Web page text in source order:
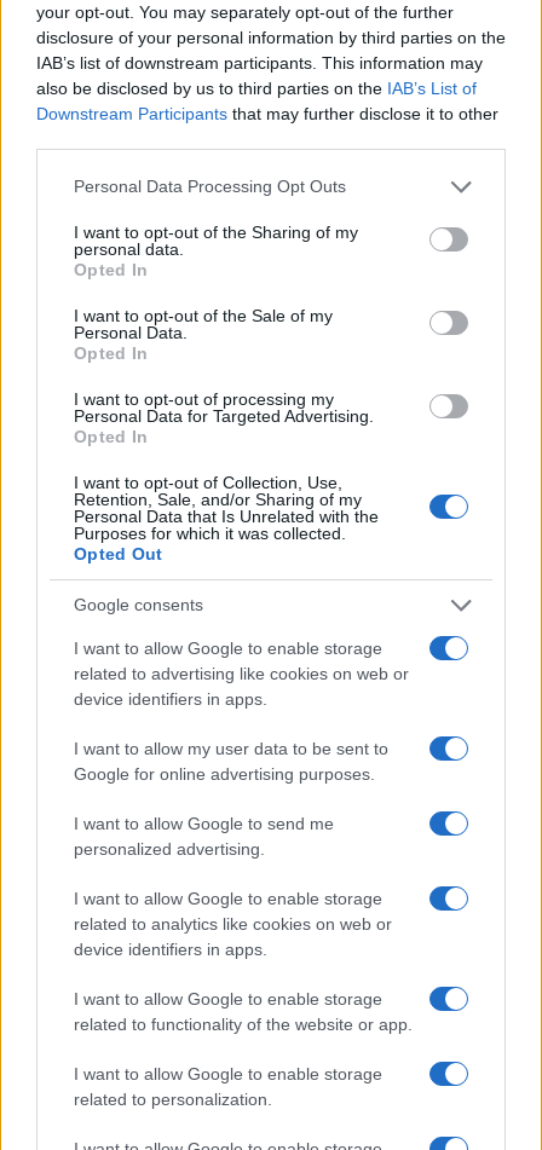
your opt-out. You may separately opt-out of the further
disclosure of your personal information by third parties on the
IAB’s list of downstream participants. This information may
also be disclosed by us to third parties on the IAB’s List of
Downstream Participants that may further disclose it to other
Please note that this website/app uses one or more Google
not limited to your visit or usage behaviour. You may click to
grant or deny consent to Google and its third-party tags to
use your data for below specified purposes in below Google
consent section.
Personal Data Processing Opt Outs
I want to opt-out of the Sharing of my
personal data.
Opted In
I want to opt-out of the Sale of my
Personal Data.
Opted In
I want to opt-out of processing my
Personal Data for Targeted Advertising.
Opted In
I want to opt-out of Collection, Use,
Retention, Sale, and/or Sharing of my
Personal Data that Is Unrelated with the
Purposes for which it was collected.
Opted Out
Google consents
I want to allow Google to enable storage
related to advertising like cookies on web or
device identifiers in apps.
I want to allow my user data to be sent to
Google for online advertising purposes.
I want to allow Google to send me
personalized advertising.
I want to allow Google to enable storage
related to analytics like cookies on web or
device identifiers in apps.
I want to allow Google to enable storage
related to functionality of the website or app.
I want to allow Google to enable storage
related to personalization.
AUTORE
Ilaria Mauri
Ilaria Mauri, bolognese, decise di seguire il
durante una partita decisiva: oggi coordina le
pagine di competizioni e commenti. In
redazione predilige reportage sul campo e
conserva il biglietto di quella partita come
Continua a leggere